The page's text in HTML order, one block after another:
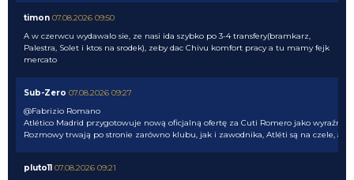
timon 07.08.2026 09:50
A w czerwcu wydawalo sie, ze nasi ida szybko po 3-4 transfery(bramkarz,
Palestra, Solet i ktos na srodek), zeby dac Chivu komfort pracy a tu mamy fejk
mercato
Sub-Zero 07.08.2026 09:27
@Fabrizio Romano
Atlético Madrid przygotowuje nową oficjalną ofertę za Cuti Romero jako wyraźni
Rozmowy trwają po stronie zarówno klubu, jak i zawodnika, Atléti są na czele, a
pluto11 07.08.2026 09:21